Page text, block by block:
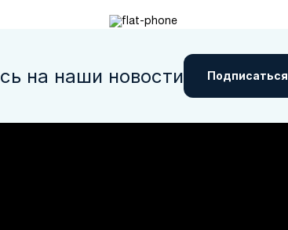
на наши новости Подписаться